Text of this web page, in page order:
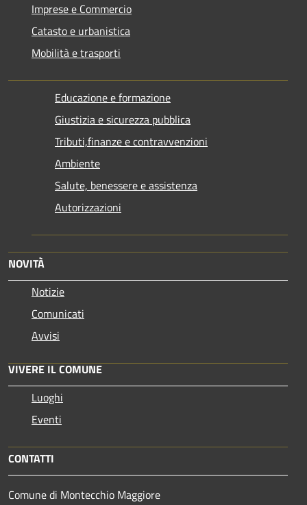
Imprese e Commercio
Catasto e urbanistica
Mobilità e trasporti
Educazione e formazione
Giustizia e sicurezza pubblica
Tributi,finanze e contravvenzioni
Ambiente
Salute, benessere e assistenza
Autorizzazioni
NOVITÀ
Notizie
Comunicati
Avvisi
VIVERE IL COMUNE
Luoghi
Eventi
CONTATTI
Comune di Montecchio Maggiore